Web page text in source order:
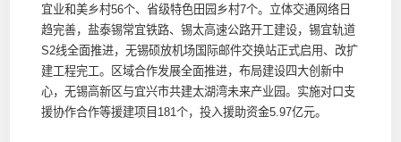
宜业和美乡村56个、省级特色田园乡村7个。立体交通网络日
趋完善，盐泰锡常宜铁路、锡太高速公路开工建设，锡宜轨道
S2线全面推进，无锡硕放机场国际邮件交换站正式启用、改扩
建工程完工。区域合作发展全面推进，布局建设四大创新中
心，无锡高新区与宜兴市共建太湖湾未来产业园。实施对口支
援协作合作等援建项目181个，投入援助资金5.97亿元。